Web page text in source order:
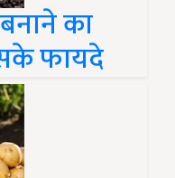
का
फायदे